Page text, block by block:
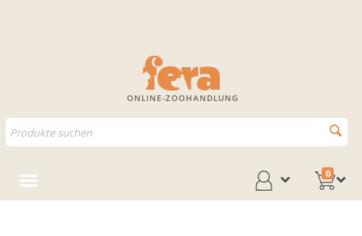
ONLINE-ZOOHANDLUNG
0